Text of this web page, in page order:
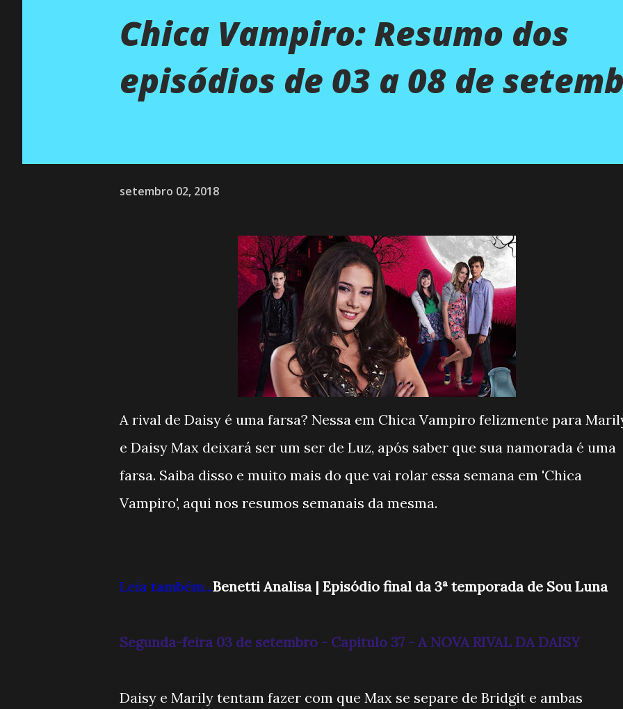
Chica Vampiro: Resumo dos
episódios de 03 a 08 de
setembro 02, 2018
A rival de Daisy é uma farsa? Nessa em Chica Vampiro felizmente para
e Daisy Max deixará ser um ser de Luz, após saber que sua namorada é uma
farsa. Saiba disso e muito mais do que vai rolar essa semana em 'Chica
Vampiro', aqui nos resumos semanais da mesma.
Leia também...Benetti Analisa | Episódio final da 3ª temporada de Sou Luna
Segunda-feira 03 de setembro - Capitulo 37 - A NOVA RIVAL DA DAISY
Daisy e Marily tentam fazer com que Max se separe de Bridgit e ambas